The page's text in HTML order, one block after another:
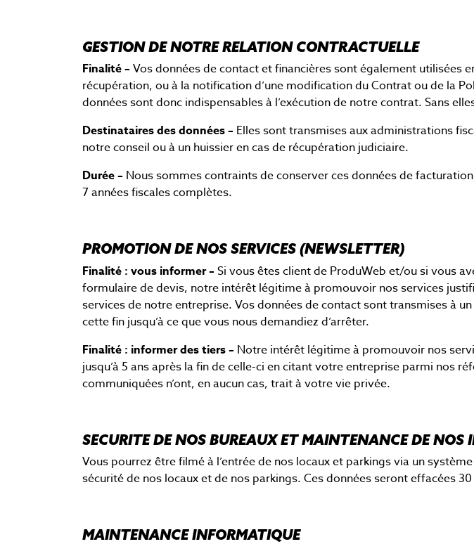
GESTION DE NOTRE RELATION CONTRACTUELLE
Finalité – Vos données de contact et financières sont également utilisées
récupération, ou à la notification d’une modification du Contrat ou de la
données sont donc indispensables à l’exécution de notre contrat. Sans
Destinataires des données – Elles sont transmises aux administrations
notre conseil ou à un huissier en cas de récupération judiciaire.
Durée – Nous sommes contraints de conserver ces données de
7 années fiscales complètes.
PROMOTION DE NOS SERVICES (NEWSLETTER)
Finalité : vous informer– Si vous êtes client de ProduWeb et/ou si vous
formulaire de devis, notre intérêt légitime à promouvoir nos services
services de notre entreprise. Vos données de contact sont transmises à
cette fin jusqu’à ce que vous nous demandiez d’arrêter.
Finalité : informer des tiers – Notre intérêt légitime à promouvoir nos
jusqu’à 5 ans après la fin de celle-ci en citant votre entreprise parmi nos
communiquées n’ont, en aucun cas, trait à votre vie privée.
SECURITE DE NOS BUREAUX ET MAINTENANCE DE NOS
Vous pourrez être filmé à l’entrée de nos locaux et parkings via un
sécurité de nos locaux et de nos parkings. Ces données seront effacées
MAINTENANCE INFORMATIQUE